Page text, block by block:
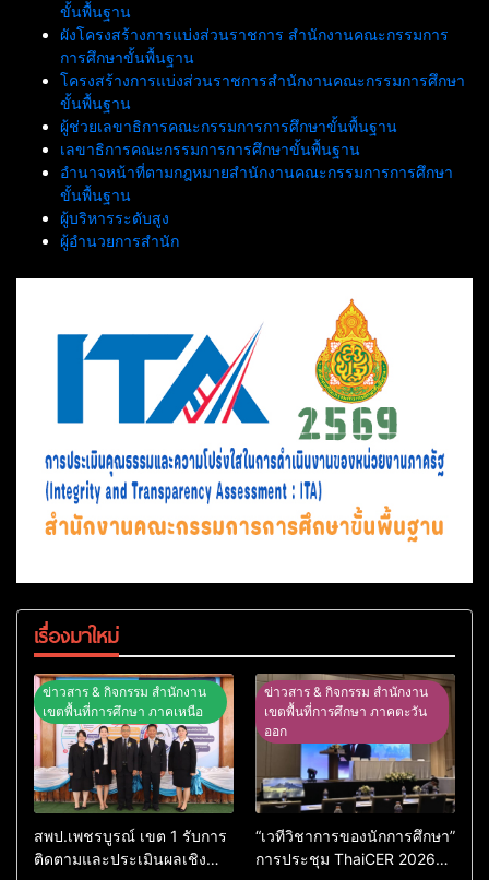
ขั้นพื้นฐาน
ผังโครงสร้างการแบ่งส่วนราชการ สำนักงานคณะกรรมการ
การศึกษาขั้นพื้นฐาน
โครงสร้างการแบ่งส่วนราชการสำนักงานคณะกรรมการศึกษา
ขั้นพื้นฐาน
ผู้ช่วยเลขาธิการคณะกรรมการการศึกษาขั้นพื้นฐาน
เลขาธิการคณะกรรมการการศึกษาขั้นพื้นฐาน
อำนาจหน้าที่ตามกฎหมายสำนักงานคณะกรรมการการศึกษา
ขั้นพื้นฐาน
ผู้บริหารระดับสูง
ผู้อำนวยการสำนัก
เรื่องมาใหม่
ข่าวสาร & กิจกรรม สำนักงาน
เขตพื้นที่การศึกษา ภาคเหนือ
สพป.เพชรบูรณ์ เขต 1 รับการ
ติดตามและประเมินผลเชิง
ข่าวสาร & กิจกรรม สำนักงาน
เขตพื้นที่การศึกษา ภาคตะวัน
ออก
“เวทีวิชาการของนักการศึกษา”
การประชุม ThaiCER 2026